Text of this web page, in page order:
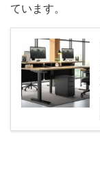
ています。